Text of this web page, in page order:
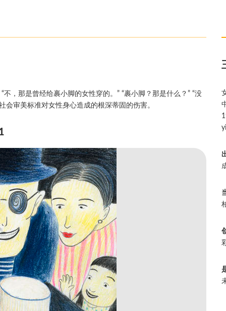
，那是曾经给裹小脚的女性穿的。” “裹小脚？那是什么？” “没
会审美标准对女性身心造成的根深蒂固的伤害。